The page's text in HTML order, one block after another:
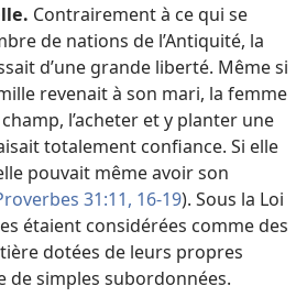
Contrairement à ce qui se
de nations de l’Antiquité, la
d’une grande liberté. Même si
revenait à son mari, la femme
l’acheter et y planter une
totalement confiance. Si elle
pouvait même avoir son
31:11, 16-19). Sous la Loi
étaient considérées comme des
dotées de leurs propres
de simples subordonnées.